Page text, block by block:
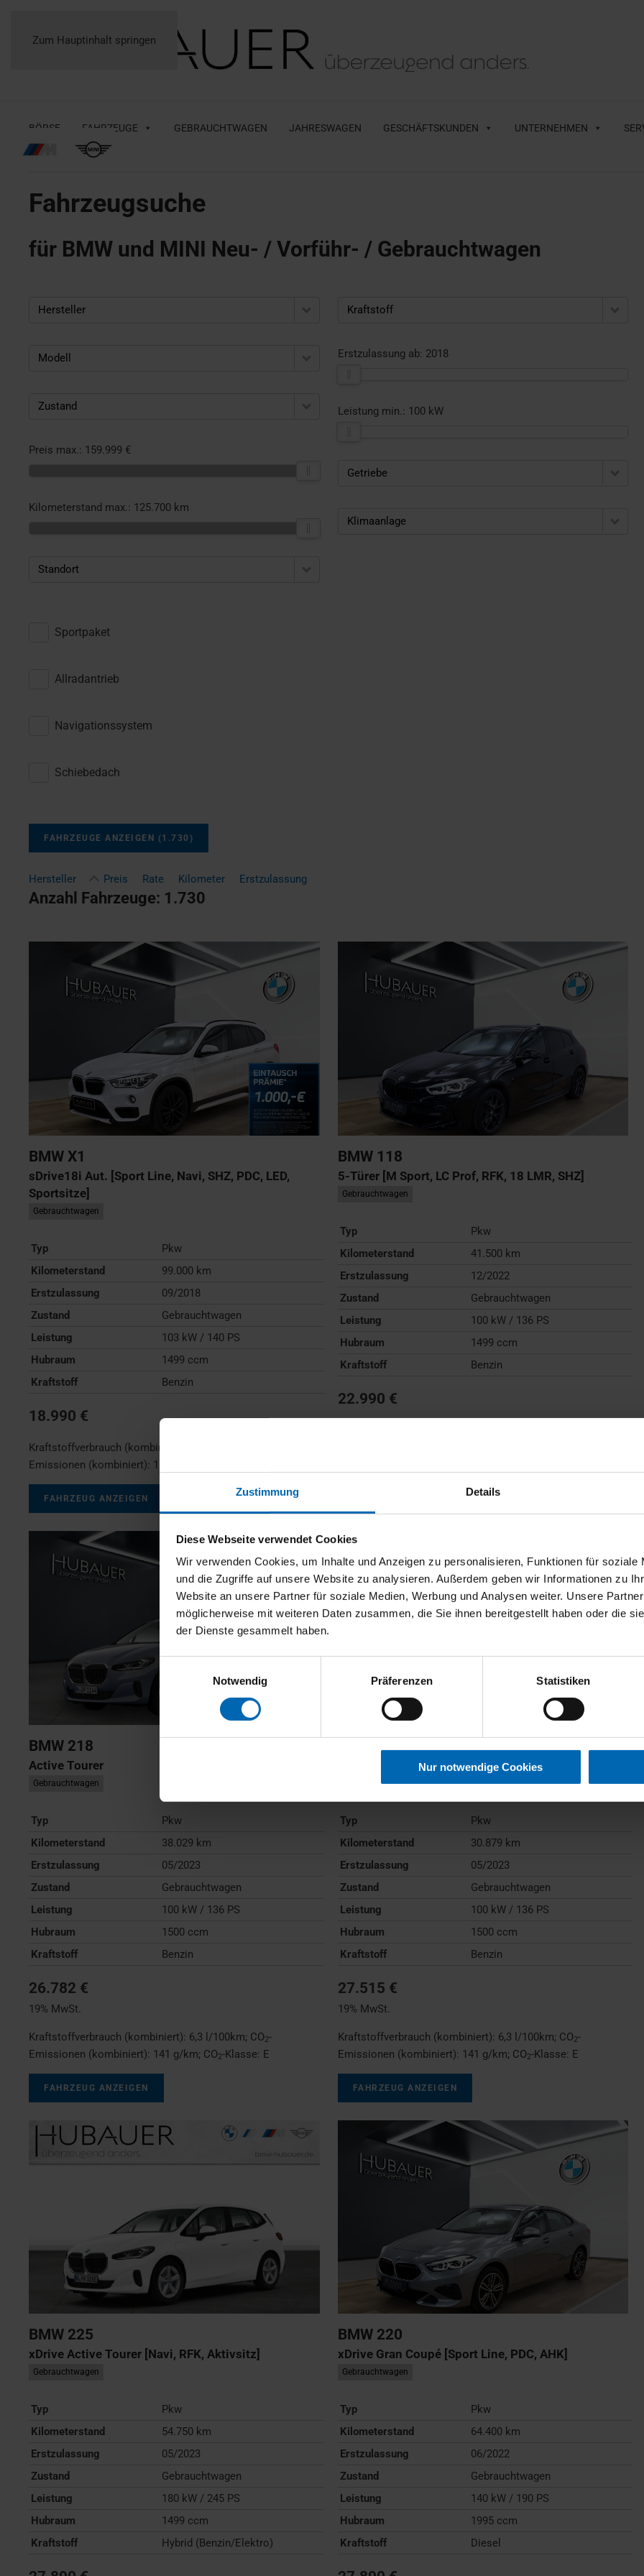
Zustimmung Details
Diese Webseite verwendet Cookies
Wir verwenden Cookies, um Inhalte und Anzeigen zu personalisieren, Funktionen für soziale
und die Zugriffe auf unsere Website zu analysieren. Außerdem geben wir Informationen zu
Website an unsere Partner für soziale Medien, Werbung und Analysen weiter. Unsere
möglicherweise mit weiteren Daten zusammen, die Sie ihnen bereitgestellt haben oder die
der Dienste gesammelt haben.
Notwendig
Präferenzen Statistiken
Nur notwendige Cookies
Zum Hauptinhalt springen
BÖRSE FAHRZEUGE GEBRAUCHTWAGEN JAHRESWAGEN GESCHÄFTSKUNDEN UNTERNEHMEN
Fahrzeugsuche
für BMW und MINI Neu- / Vorführ- / Gebrauchtwagen
Hersteller
Modell
Zustand
Preis max.: 159.999 €
Kilometerstand max.: 125.700 km
Standort
Kraftstoff
Erstzulassung ab: 2018
Leistung min.: 100 kW
Getriebe
Klimaanlage
Sportpaket
Allradantrieb
Navigationssystem
Schiebedach
FAHRZEUGE ANZEIGEN (1.730 )
Hersteller Preis Rate Kilometer Erstzulassung
Anzahl Fahrzeuge: 1.730
BMW X1
sDrive18i Aut. [Sport Line, Navi, SHZ, PDC, LED,
Sportsitze]
Gebrauchtwagen
Typ
Pkw
Kilometerstand
99.000 km
Erstzulassung
09/2018
Zustand
Gebrauchtwagen
Leistung
103 kW / 140 PS
Hubraum
1499 ccm
Kraftstoff
Benzin
18.990 €
Kraftstoffverbrauch (kombiniert):
Emissionen (kombiniert): 159 g/km
FAHRZEUG ANZEIGEN
BMW 118
5-Türer [M Sport, LC Prof, RFK, 18 LMR, SHZ]
Gebrauchtwagen
Typ
Pkw
Kilometerstand
41.500 km
Erstzulassung
12/2022
Zustand
Gebrauchtwagen
Leistung
100 kW / 136 PS
Hubraum
1499 ccm
Kraftstoff
Benzin
22.990 €
BMW 218
Active Tourer
Gebrauchtwagen
Typ
Pkw
Kilometerstand
38.029 km
Erstzulassung
05/2023
Zustand
Gebrauchtwagen
Leistung
100 kW / 136 PS
Hubraum
1500 ccm
Kraftstoff
Benzin
26.782 €
19% MwSt.
Kraftstoffverbrauch (kombiniert): 6,3 l/100km; CO2-
Emissionen (kombiniert): 141 g/km; CO2-Klasse: E
FAHRZEUG ANZEIGEN
218
Gebrauchtwagen
Typ
Pkw
Kilometerstand
30.879 km
Erstzulassung
05/2023
Zustand
Gebrauchtwagen
Leistung
100 kW / 136 PS
Hubraum
1500 ccm
Kraftstoff
Benzin
27.515 €
19% MwSt.
Kraftstoffverbrauch (kombiniert): 6,3 l/100km; CO2-
Emissionen (kombiniert): 141 g/km; CO2-Klasse: E
FAHRZEUG ANZEIGEN
BMW 225
xDrive Active Tourer [Navi, RFK, Aktivsitz]
Gebrauchtwagen
Typ
Pkw
Kilometerstand
54.750 km
Erstzulassung
05/2023
Zustand
Gebrauchtwagen
Leistung
180 kW / 245 PS
Hubraum
1499 ccm
Kraftstoff
Hybrid (Benzin/Elektro)
BMW 220
xDrive Gran Coupé [Sport Line, PDC, AHK]
Gebrauchtwagen
Typ
Pkw
Kilometerstand
64.400 km
Erstzulassung
06/2022
Zustand
Gebrauchtwagen
Leistung
140 kW / 190 PS
Hubraum
1995 ccm
Kraftstoff
Diesel